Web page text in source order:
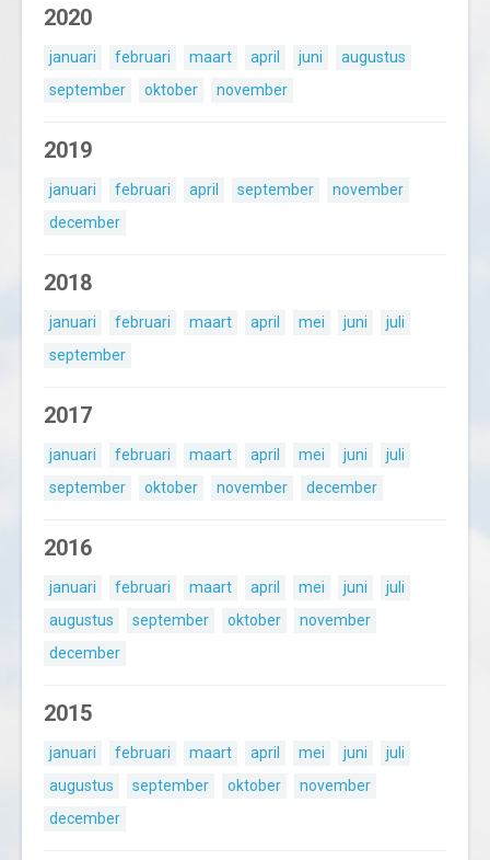
2020
januari februari maart april juni
augustus
september
oktober november
2019
januari februari april september
november
december
2018
januari februari maart april mei juni
juli
september
2017
januari februari maart april mei juni
juli
september
oktober november december
2016
januari februari maart april mei juni
juli
augustus
september oktober
november
december
2015
januari februari maart april mei juni
juli
augustus
september oktober
november
december